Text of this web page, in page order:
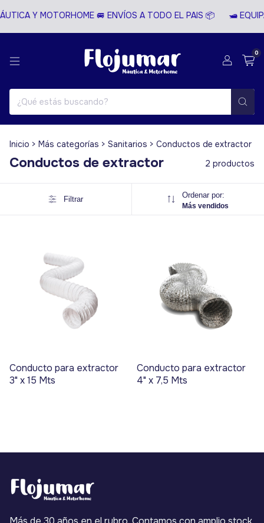
Y MOTORHOME 🚐 ENVÍOS A TODO EL PAIS 📦 🛥️
0
Inicio > Más categorías > Sanitarios > Conductos de extractor
Conductos de extractor 2 productos
Filtrar Ordenar por:
Más vendidos
Conducto para extractor
3" x 15 Mts
Conducto para extractor
4" x 7,5 Mts